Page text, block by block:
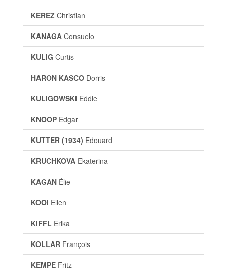
KEREZ Christian
KANAGA Consuelo
KULIG Curtis
HARON KASCO Dorris
KULIGOWSKI Eddie
KNOOP Edgar
KUTTER (1934) Edouard
KRUCHKOVA Ekaterina
KAGAN Élie
KOOI Ellen
KIFFL Erika
KOLLAR François
KEMPE Fritz